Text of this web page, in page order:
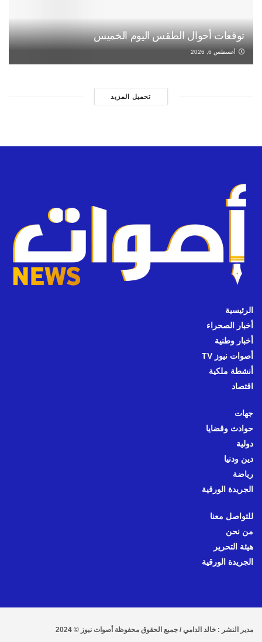
توقعات أحوال الطقس اليوم الخميس
أغسطس 6, 2026
تحميل المزيد
الرئيسية
أخبار الصحراء
أخبار وطنية
أصوات نيوز TV
أنشطة ملكية
اقتصاد
جهات
حوادث وقضايا
دولية
دين ودنيا
رياضة
الجريدة الورقية
للتواصل معنا
من نحن
هيئة التحرير
الجريدة الورقية
مدير النشر : خالد الدامي / جميع الحقوق محفوظة أصوات نيوز © 2024